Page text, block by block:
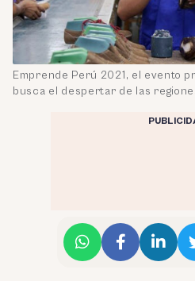
Emprende Perú 2021, el evento
busca el despertar de las